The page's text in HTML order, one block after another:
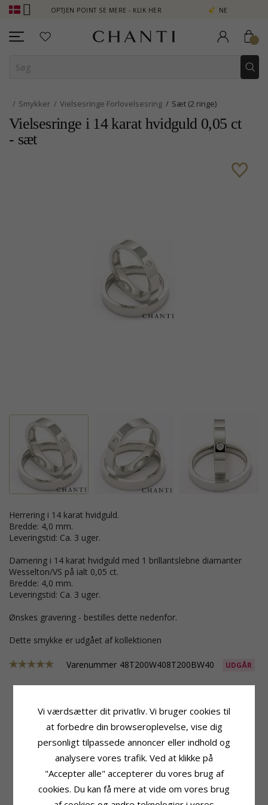
- OPTJEN POINT SE MERE - KLIK HER NEW COLLECTION | AURA
Smykker Vielsesringe Forlovelsesring Sæt (2 ringe)
Vielsesringe i 14 karat hvidguld 0,05 ct
- sæt
Herrering i 14 karat hvidguld.
Bredde: 4,0 mm.
Leveringstid: Ca. 3 uger.
Damering i 14 karat hvidguld med 1 brillantslebne diamanter
Wesselton/VS på ialt 0,05 ct.
Bredde: 4,0 mm.
Leveringstid: Ca. 3 uger.
Ønskes gravering - bestilles dette nedenfor.
Dette smykke er udgået af kollektionen
Varenummer 48T200W408T200BW40 UDGÅR
Produktinformation
Ringtype:Herrering
Karat:14
Hvidguld
Blank
Ringskinne
Bredde: 4,0 mm
Tykkelse: 2,0 mm
Vægt:
6,8 G
Ca. 3 Uger
Produktinformation
Ringtype: Damering
Antal: 1
Vi værdsætter dit privatliv. Vi bruger cookies til
at forbedre din browseroplevelse, vise dig
personligt tilpassede annoncer eller indhold og
analysere vores trafik. Ved at klikke på
"Accepter alle" accepterer du vores brug af
cookies. Du kan få mere at vide om vores brug